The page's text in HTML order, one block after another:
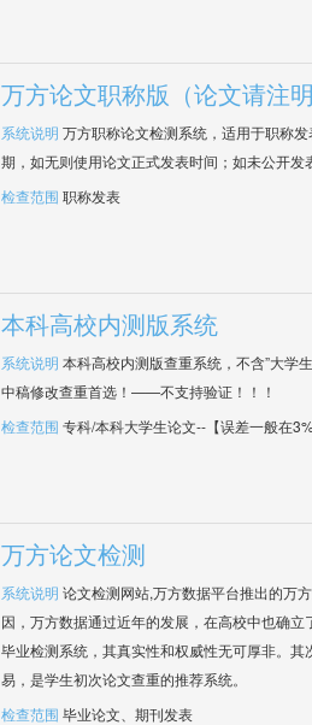
万方论文职称版（论文请注明
系统说明 万方职称论文检测系统，适用于职称
期，如无则使用论文正式发表时间；如未公开发
检查范围 职称发表
本科高校内测版系统
系统说明 本科高校内测版查重系统，不含”大学
中稿修改查重首选！——不支持验证！！！
检查范围 专科/本科大学生论文--【误差一般在
万方论文检测
系统说明 论文检测网站,万方数据平台推出的万
因，万方数据通过近年的发展，在高校中也确
毕业检测系统，其真实性和权威性无可厚非。
易，是学生初次论文查重的推荐系统。
检查范围 毕业论文、期刊发表